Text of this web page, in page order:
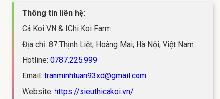
Thông tin liên hệ:
Cá Koi VN & IChi Koi Farm
Địa chỉ: 87 Thịnh Liệt, Hoàng Mai, Hà Nội, Việt Nam
Hotline: 0787.225.999
Email: tranminhtuan93xd@gmail.com
Website: https://sieuthicakoi.vn/